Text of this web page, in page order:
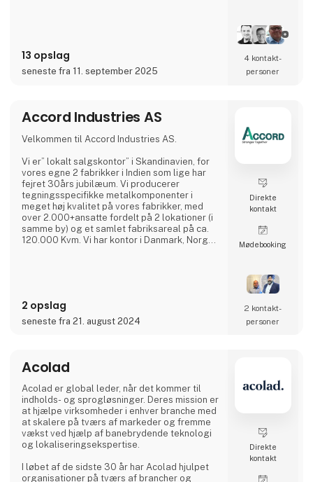
13 opslag
seneste fra 11. september 2025
4 kontakt­
personer
Accord Industries AS
Velkommen til Accord Industries AS.
Vi er” lokalt salgskontor” i Skandinavien, for
vores egne 2 fabrikker i Indien som lige har
fejret 30års jubilæum. Vi producerer
tegningsspecifikke metalkomponenter i
meget høj kvalitet på vores fabrikker, med
over 2.000+ansatte fordelt på 2 lokationer (i
samme by) og et samlet fabriksareal på ca.
120.000 Kvm. Vi har kontor i Danmark, Norge
fordyrende mellemled, hvor vi bruger vores
ingeniører (23 af slagsen),
2 opslag
seneste fra 21. august 2024
Direkte
kontakt
Møde­booking
2 kontakt­
personer
Acolad
Acolad er global leder, når det kommer til
indholds- og sprogløsninger. Deres mission er
at hjælpe virksomheder i enhver branche med
at skalere på tværs af markeder og fremme
vækst ved hjælp af banebrydende teknologi
og lokaliseringsekspertise.
I løbet af de sidste 30 år har Acolad hjulpet
organisationer på tværs af brancher og
Direkte
kontakt